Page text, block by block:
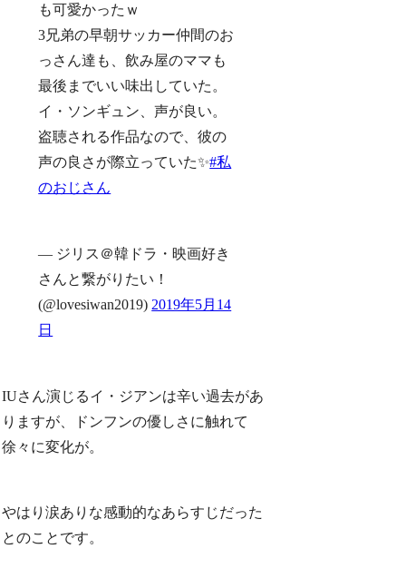
も可愛かったｗ
3兄弟の早朝サッカー仲間のお
っさん達も、飲み屋のママも
最後までいい味出していた。
イ・ソンギュン、声が良い。
盗聴される作品なので、彼の
声の良さが際立っていた✨#私
のおじさん
— ジリス＠韓ドラ・映画好き
さんと繋がりたい！
(@lovesiwan2019) 2019年5月14
日
IUさん演じるイ・ジアンは辛い過去があ
りますが、ドンフンの優しさに触れて
徐々に変化が。
やはり涙ありな感動的なあらすじだった
とのことです。